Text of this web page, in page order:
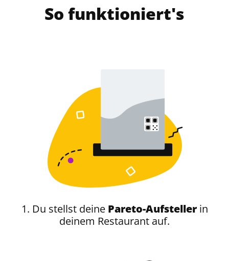
So funktioniert's
1. Du stellst deine Pareto-Aufstellerin
deinem Restaurant auf.